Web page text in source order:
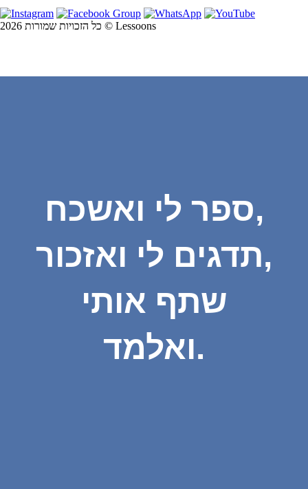
כל הזכויות שמורות 2026 © Lessoons
ספר לי ואשכח,
תדגים לי ואזכור,
שתף אותי
ואלמד.